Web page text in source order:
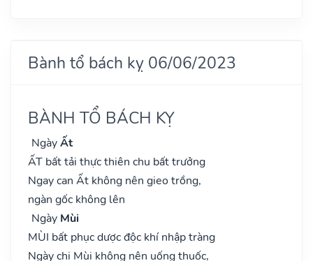
Bành tổ bách kỵ 06/06/2023
BÀNH TỔ BÁCH KỴ
NgàyẤt
ẤT bất tải thực thiên chu bất trưởng
Ngay can Ất không nên gieo trồng,
ngàn gốc không lên
Ngày Mùi
MÙI bất phục dược độc khí nhập tràng
Ngày chi Mùi không nên uống thuốc,